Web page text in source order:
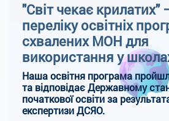
"Світ чекає крилатих"
переліку освітніх
схвалених МОН для
використання у
Наша освітня програма
та відповідає Державному
початкової освіти за
експертизи ДСЯО.